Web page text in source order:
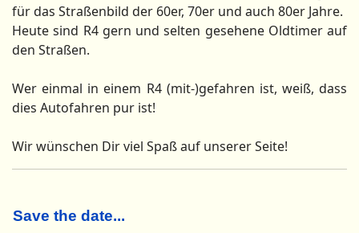
für das Straßenbild der 60er, 70er und auch 80er Jahre.
Heute sind R4 gern und selten gesehene Oldtimer auf
den Straßen.
Wer einmal in einem R4 (mit-)gefahren ist, weiß, dass
dies Autofahren pur ist!
Wir wünschen Dir viel Spaß auf unserer Seite!
Save the date...